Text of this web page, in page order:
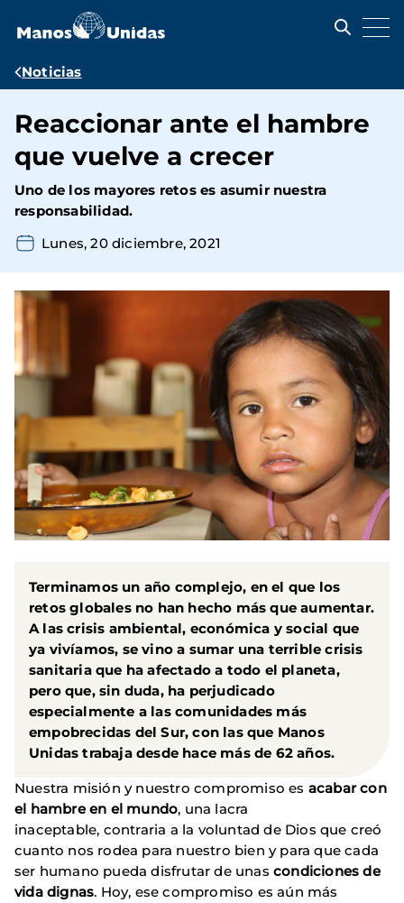
contenido
Ruta
navegación
Noticias
Reaccionar ante el hambre
que vuelve a crecer
Uno de los mayores retos es asumir nuestra
responsabilidad.
Lunes, 20 diciembre, 2021
Terminamos un año complejo, en el que los
retos globales no han hecho más que aumentar.
A las crisis ambiental, económica y social que
ya vivíamos, se vino a sumar una terrible crisis
sanitaria que ha afectado a todo el planeta,
pero que, sin duda, ha perjudicado
especialmente a las comunidades más
empobrecidas del Sur, con las que Manos
Unidas trabaja desde hace más de 62 años.
Nuestra misión y nuestro compromiso es acabar con
el hambre en el mundo, una lacra
inaceptable, contraria a la voluntad de Dios que creó
cuanto nos rodea para nuestro bien y para que cada
ser humano pueda disfrutar de unas condiciones de
vida dignas. Hoy, ese compromiso es aún más